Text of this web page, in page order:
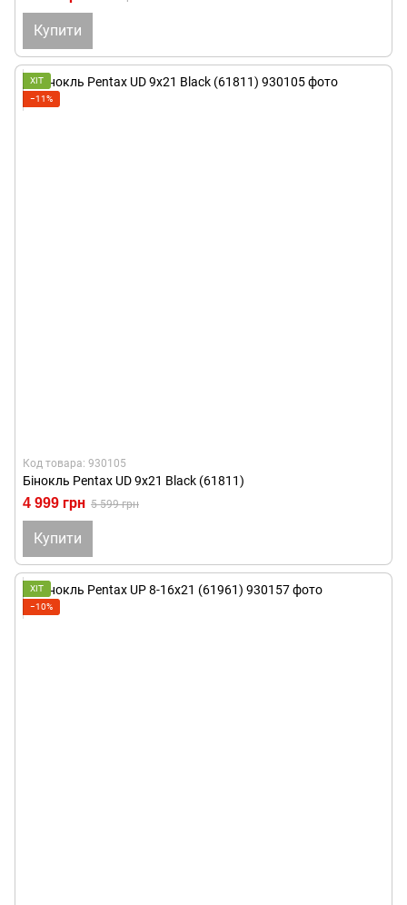
Купити
ХІТ
−11%
Код товара: 930105
Бінокль Pentax UD 9x21 Black (61811)
4 999 грн 5 599 грн
Купити
ХІТ
−10%